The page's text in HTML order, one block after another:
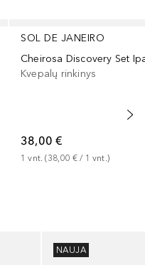
SOL DE JANEIRO
Kvepalų rinkinys
38,00 €
1 vnt. (38,00 € / 1 vnt.)
NAUJA